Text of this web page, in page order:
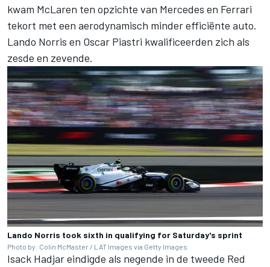
kwam McLaren ten opzichte van Mercedes en Ferrari
tekort met een aerodynamisch minder efficiënte auto.
Lando Norris en Oscar Piastri kwalificeerden zich als
zesde en zevende.
Lando Norris took sixth in qualifying for Saturday's sprint
Photo by: Colin McMaster / LAT Images via Getty Images
Isack Hadjareindigde als negende in de tweede Red